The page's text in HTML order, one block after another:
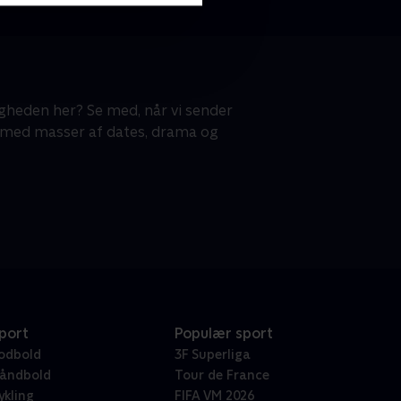
her? Se med, når vi sender
masser af dates, drama og
Populær sport
3F Superliga
Tour de France
FIFA VM 2026